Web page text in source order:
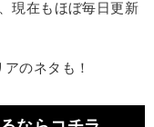
現在もほぼ毎日更新
のネタも！